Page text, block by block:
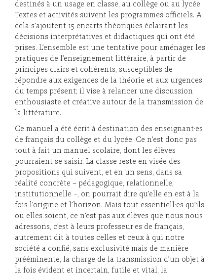
destinés à un usage en classe, au collège ou au lycée.
Textes et activités suivent les programmes officiels. A
cela s’ajoutent 15 encarts théoriques éclairant les
décisions interprétatives et didactiques qui ont été
prises. L’ensemble est une tentative pour aménager les
pratiques de l’enseignement littéraire, à partir de
principes clairs et cohérents, susceptibles de
répondre aux exigences de la théorie et aux urgences
du temps présent; il vise à relancer une discussion
enthousiaste et créative autour de la transmission de
la littérature.
Ce manuel a été écrit à destination des enseignant·es
de français du collège et du lycée. Ce n’est donc pas
tout à fait un manuel scolaire, dont les élèves
pourraient se saisir. La classe reste en visée des
propositions qui suivent, et en un sens, dans sa
réalité concrète – pédagogique, relationnelle,
institutionnelle –, on pourrait dire qu’elle en est à la
fois l’origine et l’horizon. Mais tout essentiell·es qu’ils
ou elles soient, ce n’est pas aux élèves que nous nous
adressons, c’est à leurs professeur·es de français,
autrement dit à toutes celles et ceux à qui notre
société a confié, sans exclusivité mais de manière
prééminente, la charge de la transmission d’un objet à
la fois évident et incertain, futile et vital, la